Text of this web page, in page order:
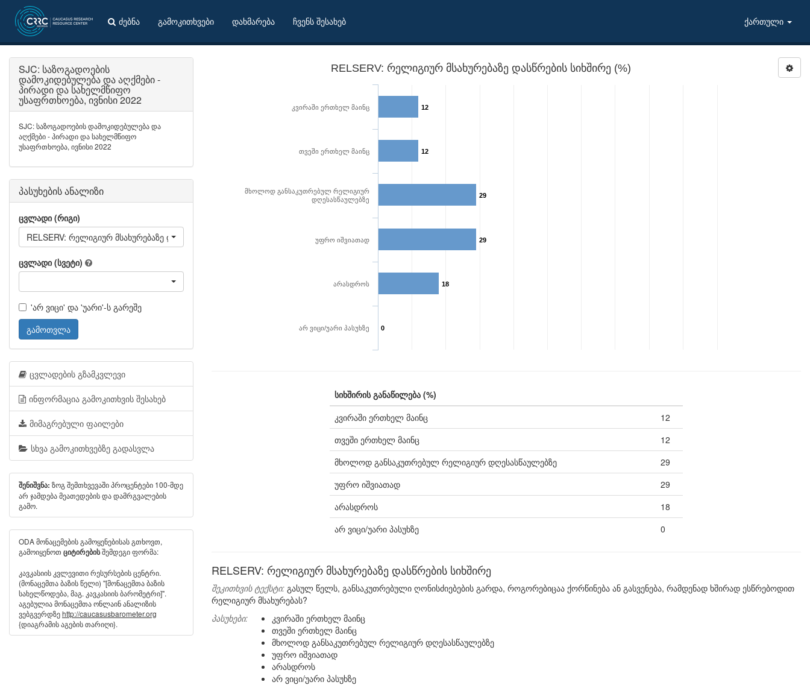
ძებნა გამოკითხვები დახმარება ჩვენს შესახებ ქართული
RELSERV: რელიგიურ მსახურებაზე დასწრების სიხშირე (%)
12
12
29
29
18
0
კვირაში ერთხელ მაინც
თვეში ერთხელ მაინც
მხოლოდ განსაკუთრებულ რელიგიურ
დღესასწაულებზე
უფრო იშვიათად
არასდროს
არ ვიცი/უარი პასუხზე
სიხშირის განაწილება (%)
კვირაში ერთხელ მაინც
12
თვეში ერთხელ მაინც
12
მხოლოდ განსაკუთრებულ რელიგიურ დღესასწაულებზე
29
უფრო იშვიათად
29
არასდროს
18
არ ვიცი/უარი პასუხზე
0
RELSERV: რელიგიურ მსახურებაზე დასწრების სიხშირე
შეკითხვის ტექსტი: გასულ წელს, განსაკუთრებული ღონისძიებების გარდა, როგორებიცაა ქორწინება ან გასვენება, რამდენად ხშირად ესწრებოდით
რელიგიურ მსახურებას?
პასუხები:
კვირაში ერთხელ მაინც
თვეში ერთხელ მაინც
მხოლოდ განსაკუთრებულ რელიგიურ დღესასწაულებზე
უფრო იშვიათად
არასდროს
არ ვიცი/უარი პასუხზე
SJC: საზოგადოების
დამოკიდებულება და აღქმები -
პირადი და სახელმწიფო
უსაფრთხოება, ივნისი 2022
SJC: საზოგადოების დამოკიდებულება და
აღქმები - პირადი და სახელმწიფო
უსაფრთხოება, ივნისი 2022
პასუხების ანალიზი
ცვლადი (რიგი)
RELSERV: რელიგიურ მსახურებაზე დასწრების სიხშირე
ცვლადი (სვეტი)
'არ ვიცი' და 'უარი'-ს გარეშე
გამოთვლა
ცვლადების გზამკვლევი
ინფორმაცია გამოკითხვის შესახებ
მიმაგრებული ფაილები
სხვა გამოკითხვებზე გადასვლა
შენიშვნა: ზოგ შემთხვევაში პროცენტები 100-მდე
არ ჯამდება მეათედების და დამრგვალების
გამო.
ODA მონაცემების გამოყენებისას გთხოვთ,
გამოიყენოთ ციტირებისშემდეგი ფორმა:
კავკასიის კვლევითი რესურსების ცენტრი.
(მონაცემთა ბაზის წელი) "[მონაცემთა ბაზის
სახელწოდება, მაგ. კავკასიის ბარომეტრი]".
აგებულია მონაცემთა ონლაინ ანალიზის
ვებგვერდზეhttp://caucasusbarometer.org
{დიაგრამის აგების თარიღი}.